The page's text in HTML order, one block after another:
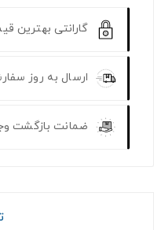
گارانتی بهترین
ارسال به روز
ضمانت بازگشت